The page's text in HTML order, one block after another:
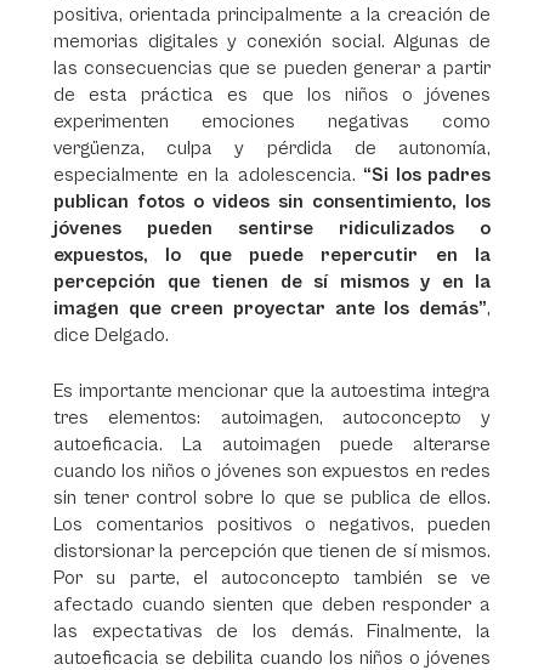
positiva, orientada principalmente a la creación de
memorias digitales y conexión social. Algunas de
las consecuencias que se pueden generar a partir
de esta práctica es que los niños o jóvenes
experimenten emociones negativas como
vergüenza, culpa y pérdida de autonomía,
especialmente en la adolescencia. “Si los padres
publican fotos o videos sin consentimiento, los
jóvenes pueden sentirse ridiculizados o
expuestos, lo que puede repercutir en la
percepción que tienen de sí mismos y en la
imagen que creen proyectar ante los demás”,
dice Delgado.
Es importante mencionar que la autoestima integra
tres elementos: autoimagen, autoconcepto y
autoeficacia. La autoimagen puede alterarse
cuando los niños o jóvenes son expuestos en redes
sin tener control sobre lo que se publica de ellos.
Los comentarios positivos o negativos, pueden
distorsionar la percepción que tienen de sí mismos.
Por su parte, el autoconcepto también se ve
afectado cuando sienten que deben responder a
las expectativas de los demás. Finalmente, la
autoeficacia se debilita cuando los niños o jóvenes